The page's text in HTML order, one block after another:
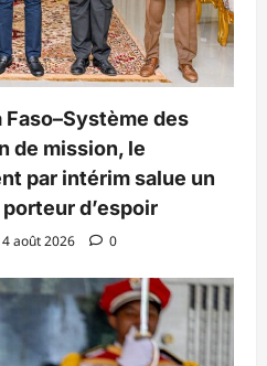
des
de mission, le
par intérim salue un
d’espoir
4 août 2026 0